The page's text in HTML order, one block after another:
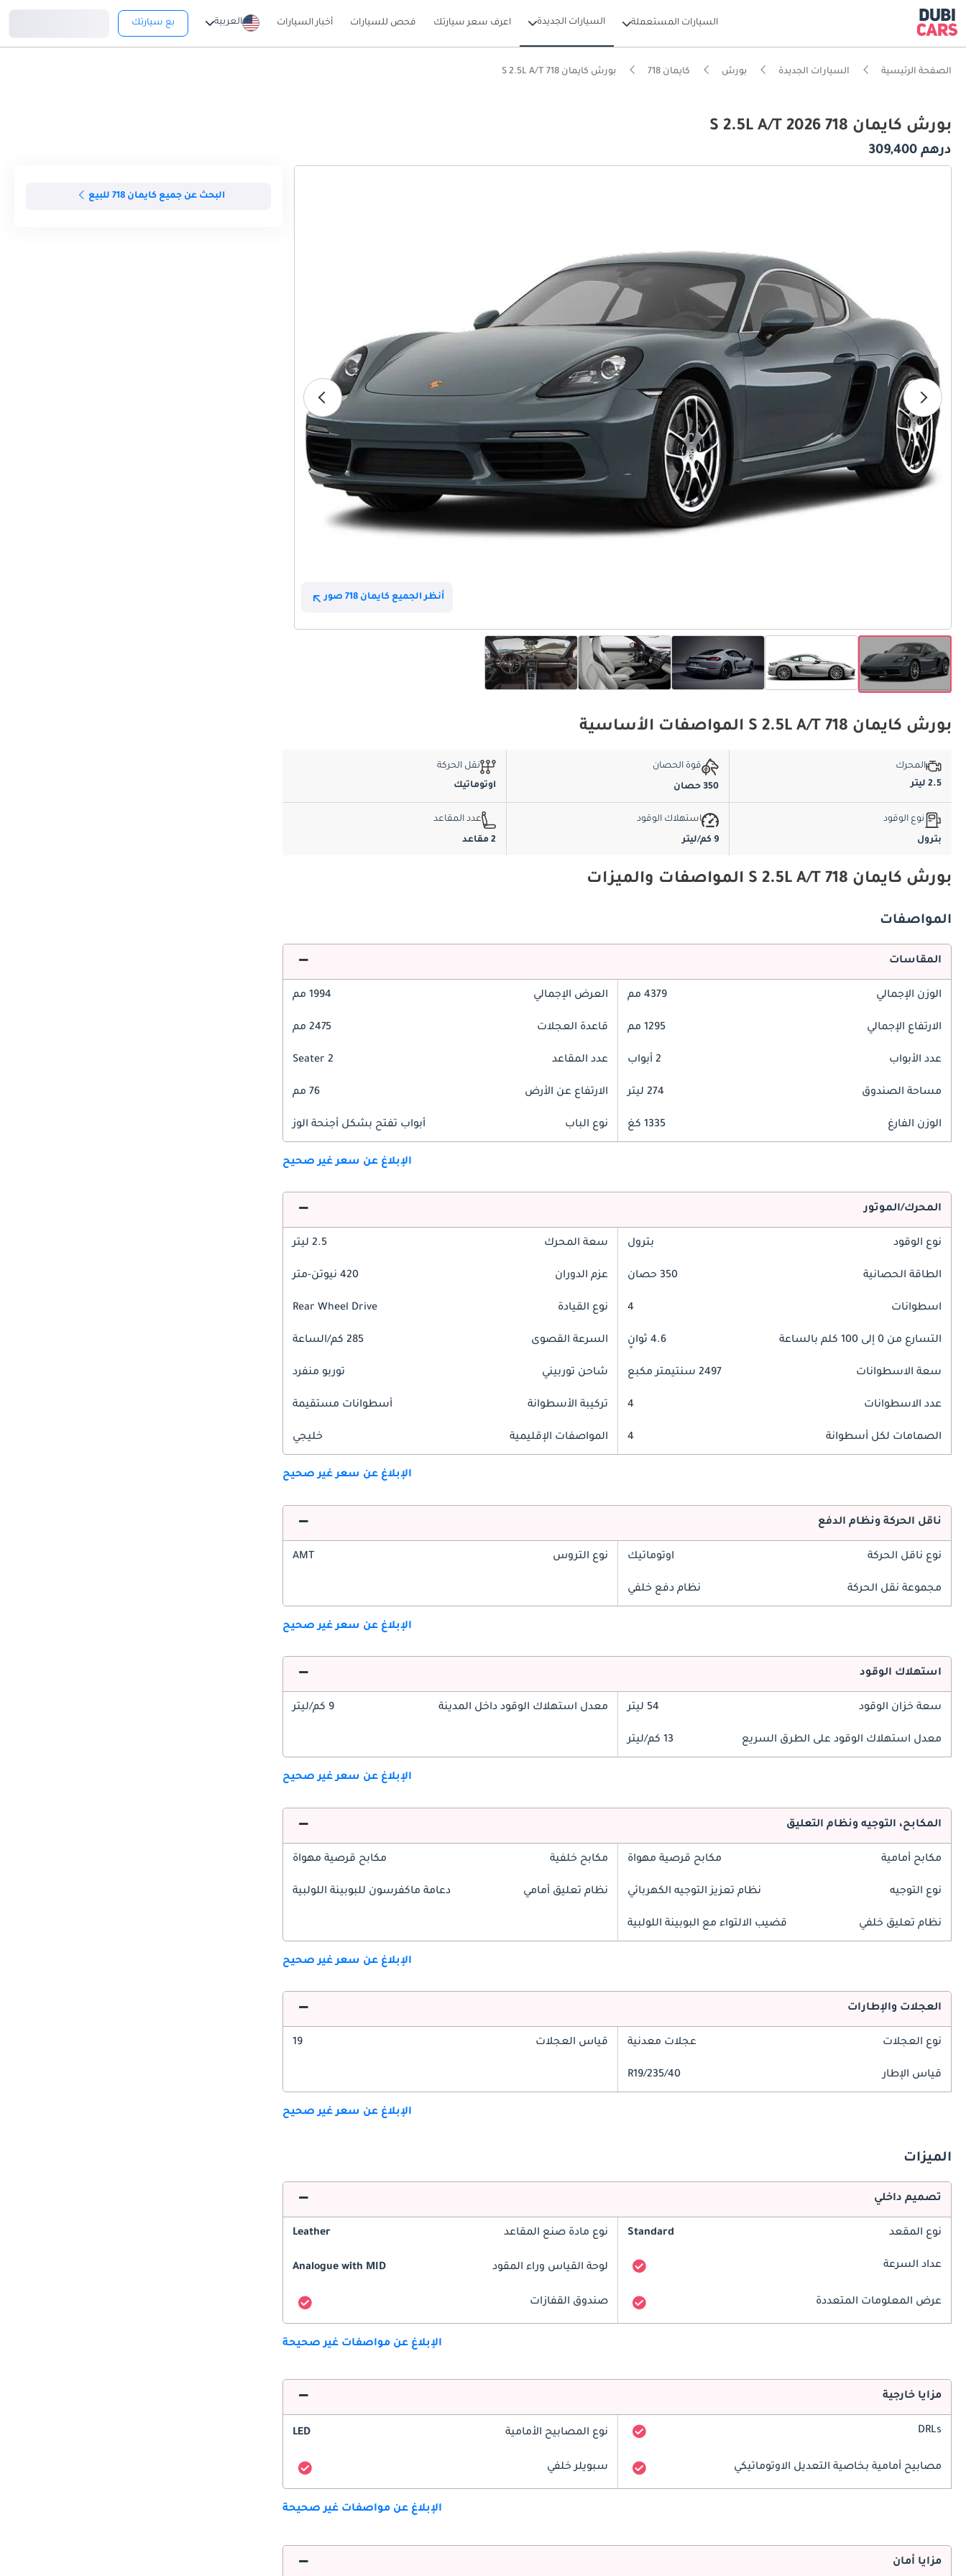
السيارات المستعملة السيارات الجديدة اعرف سعر سيارتك فحص للسيارات أخبار السيارات العربية بع سيارتك
الصفحة الرئيسية السيارات الجديدة بورش كايمان 718 بورش كايمان 718 S 2.5L A/T
بورش كايمان 718 S 2.5L A/T 2026
درهم 309,400
أنظر الجميع كايمان 718 صور
البحث عن جميع كايمان 718 للبيع
بورش كايمان 718 S 2.5L A/T المواصفات الأساسية
المحرك
2.5 ليتر
قوة الحصان
350 حصان
نقل الحركة
اوتوماتيك
نوع الوقود
بترول
استهلاك الوقود
9 كم/ليتر
عدد المقاعد
2 مقاعد
بورش كايمان 718 S 2.5L A/T المواصفات والميزات
المواصفات
المقاسات
الوزن الإجمالي 4379 مم العرض الإجمالي 1994 مم
الارتفاع الإجمالي 1295 مم قاعدة العجلات 2475 مم
عدد الأبواب 2 أبواب عدد المقاعد 2 Seater
مساحة الصندوق 274 ليتر الارتفاع عن الأرض 76 مم
الوزن الفارغ 1335 كغ نوع الباب أبواب تفتح بشكل أجنحة الوز
الإبلاغ عن سعر غير صحيح
المحرك/الموتور
نوع الوقود بترول سعة المحرك 2.5 ليتر
الطاقة الحصانية 350 حصان عزم الدوران 420 نيوتن-متر
اسطوانات 4 نوع القيادة Rear Wheel Drive
التسارع من 0 إلى 100 كلم بالساعة 4.6 ثوانٍ السرعة القصوى 285 كم/الساعة
سعة الاسطوانات 2497 سنتيمتر مكبع شاحن توربيني توربو منفرد
عدد الاسطوانات 4 تركيبة الأسطوانة أسطوانات مستقيمة
الصمامات لكل أسطوانة 4 المواصفات الإقليمية خليجي
الإبلاغ عن سعر غير صحيح
ناقل الحركة ونظام الدفع
نوع ناقل الحركة اوتوماتيك نوع التروس AMT
مجموعة نقل الحركة نظام دفع خلفي
الإبلاغ عن سعر غير صحيح
استهلاك الوقود
سعة خزان الوقود 54 ليتر معدل استهلاك الوقود داخل المدينة 9 كم/ليتر
معدل استهلاك الوقود على الطرق السريع 13 كم/ليتر
الإبلاغ عن سعر غير صحيح
المكابح، التوجيه ونظام التعليق
مكابح أمامية مكابح قرصية مهواة مكابح خلفية مكابح قرصية مهواة
نوع التوجيه نظام تعزيز التوجيه الكهربائي نظام تعليق أمامي دعامة ماكفرسون للبوبينة اللولبية
نظام تعليق خلفي قضيب الالتواء مع البوبينة اللولبية
الإبلاغ عن سعر غير صحيح
العجلات والإطارات
نوع العجلات عجلات معدنية قياس العجلات 19
قياس الإطار 235/40/R19
الإبلاغ عن سعر غير صحيح
الميزات
تصميم داخلي
نوع المقعد Standard نوع مادة صنع المقاعد Leather
عداد السرعة لوحة القياس وراء المقود Analogue with MID
عرض المعلومات المتعددة صندوق القفازات
الإبلاغ عن مواصفات غير صحيحة
مزايا خارجية
DRLs نوع المصابيح الأمامية LED
مصابيح أمامية بخاصية التعديل الاوتوماتيكي سبويلر خلفي
الإبلاغ عن مواصفات غير صحيحة
مزايا أمان